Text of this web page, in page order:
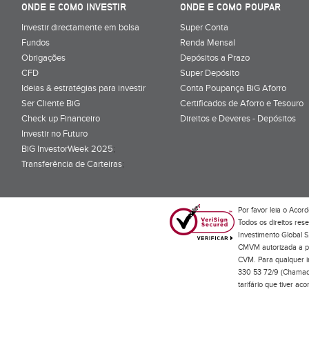
ONDE E COMO INVESTIR
Investir directamente em bolsa
Fundos
Obrigações
CFD
Ideias & estratégias para investir
Ser Cliente BiG
Check up Financeiro
Investir no Futuro
BiG InvestorWeek 2025;
Transferência de Carteiras;
ONDE E COMO POUPAR
Super Conta
Renda Mensal
Depósitos a Prazo
Super Depósito
Conta Poupança BiG Aforro
Certificados de Aforro e Tesouro
Direitos e Deveres - Depósitos
Por favor leia o
Todos os direitos
Investimento Global
CMVM autorizada a
CVM. Para qualquer
330 53 72/9
tarifário que tiver